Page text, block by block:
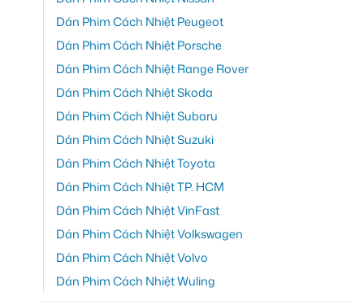
Dán Phim Cách Nhiệt Peugeot
Dán Phim Cách Nhiệt Porsche
Dán Phim Cách Nhiệt Range Rover
Dán Phim Cách Nhiệt Skoda
Dán Phim Cách Nhiệt Subaru
Dán Phim Cách Nhiệt Suzuki
Dán Phim Cách Nhiệt Toyota
Dán Phim Cách Nhiệt TP. HCM
Dán Phim Cách Nhiệt VinFast
Dán Phim Cách Nhiệt Volkswagen
Dán Phim Cách Nhiệt Volvo
Dán Phim Cách Nhiệt Wuling